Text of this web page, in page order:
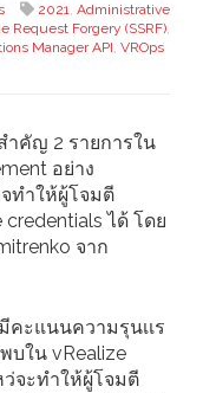
2021, Administrative
Request Forgery (SSRF),
Manager API, VROps
คัญ 2 รายการใน
อย่าง
ทำให้ผู้โจมตี
ได้ โดย
จาก
คะแนนความรุนเเร
บใน vRealize
ว่จะทำให้ผู้โจมตี